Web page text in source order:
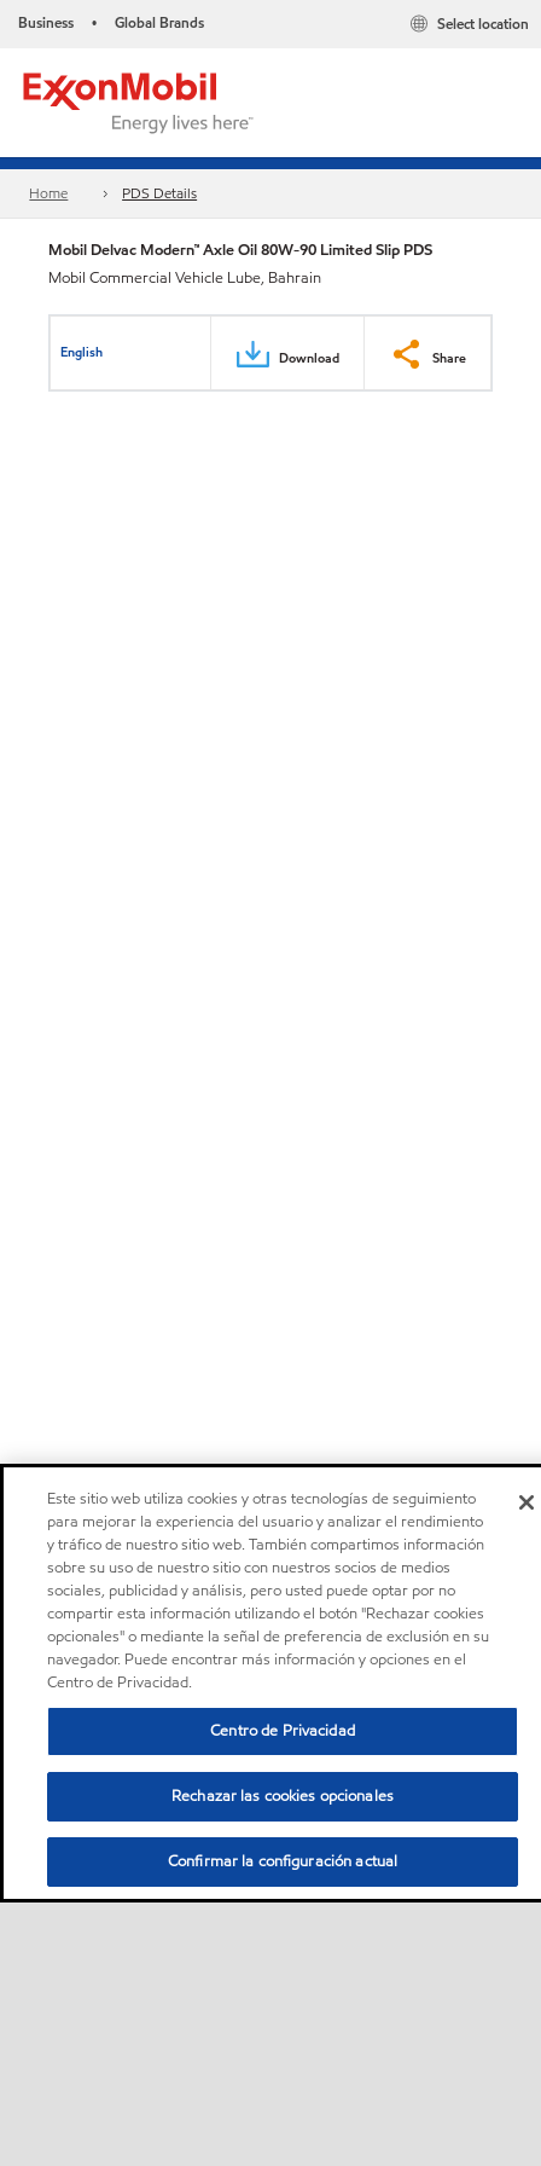
Business • Global Brands Select location
Home PDS Details
Mobil Delvac Modern™ Axle Oil 80W-90 Limited Slip PDS
Mobil Commercial Vehicle Lube, Bahrain
English Download Share
Este sitio web utiliza cookies y otras tecnologías de seguimiento
para mejorar la experiencia del usuario y analizar el rendimiento
y tráfico de nuestro sitio web. También compartimos información
sobre su uso de nuestro sitio con nuestros socios de medios
sociales, publicidad y análisis, pero usted puede optar por no
compartir esta información utilizando el botón "Rechazar cookies
opcionales" o mediante la señal de preferencia de exclusión en su
navegador. Puede encontrar más información y opciones en el
Centro de Privacidad.
Centro de Privacidad
Rechazar las cookies opcionales
Confirmar la configuración actual